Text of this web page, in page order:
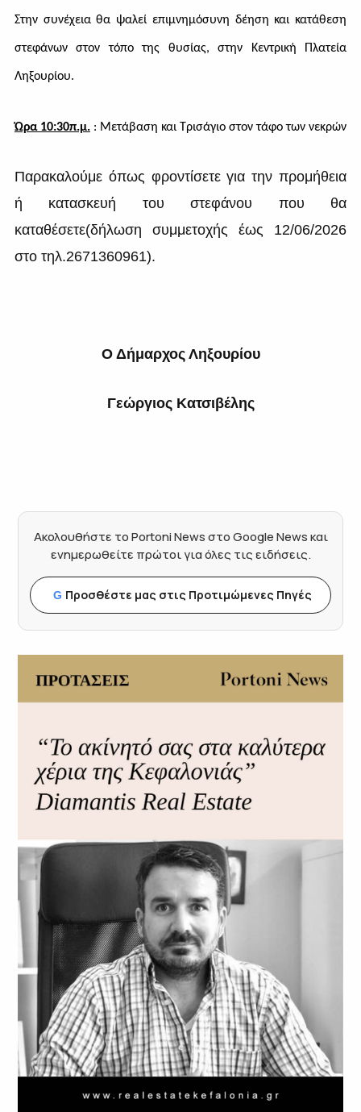
Στην συνέχεια θα ψαλεί επιμνημόσυνη δέηση και κατάθεση
στεφάνων στον τόπο της θυσίας, στην Κεντρική Πλατεία
Ληξουρίου.
Ώρα 10:30π.μ.: Μετάβαση και Τρισάγιο στον τάφο των νεκρών
Παρακαλούμε όπως φροντίσετε για την προμήθεια
ή κατασκευή του στεφάνου που θα
καταθέσετε(δήλωση συμμετοχής έως 12/06/2026
στο τηλ.2671360961).
Ο Δήμαρχος Ληξουρίου
Γεώργιος Κατσιβέλης
Ακολουθήστε το Portoni News στο Google News και
ενημερωθείτε πρώτοι για όλες τις ειδήσεις.
G Προσθέστε μας στις Προτιμώμενες Πηγές